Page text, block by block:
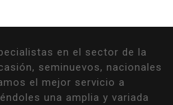
en el sector de la
seminuevos, nacionales
el mejor servicio a
una amplia y variada